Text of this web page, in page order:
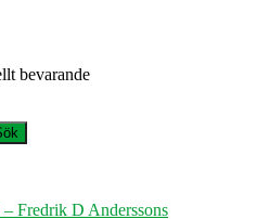
bevarande
Fredrik D Anderssons